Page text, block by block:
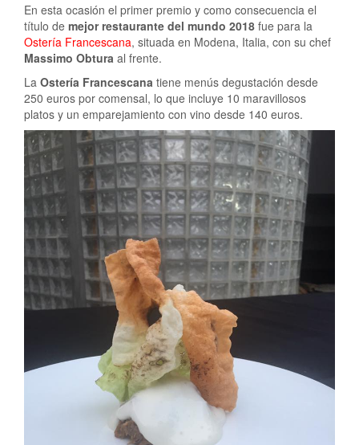
En esta ocasión el primer premio y como consecuencia el
título de mejor restaurante del mundo 2018 fue para la
Ostería Francescana, situada en Modena, Italia, con su chef
Massimo Obtura al frente.
La Ostería Francescana tiene menús degustación desde
250 euros por comensal, lo que incluye 10 maravillosos
platos y un emparejamiento con vino desde 140 euros.